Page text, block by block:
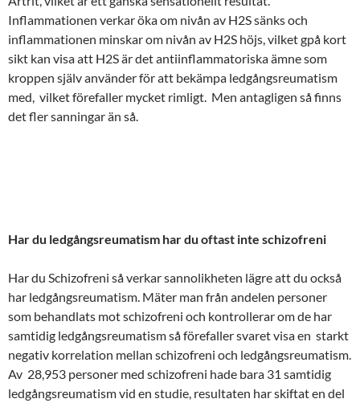
Inflammationen verkar öka om nivån av H2S sänks och
inflammationen minskar om nivån av H2S höjs, vilket gpå kort
sikt kan visa att H2S är det antiinflammatoriska ämne som
kroppen själv använder för att bekämpa ledgångsreumatism
med, vilket förefaller mycket rimligt. Men antagligen så finns
det fler sanningar än så.
Har du ledgångsreumatism har du oftast inte schizofreni
Har du Schizofreni så verkar sannolikheten lägre att du också
har ledgångsreumatism. Mäter man från andelen personer
som behandlats mot schizofreni och kontrollerar om de har
samtidig ledgångsreumatism så förefaller svaret visa en starkt
negativ korrelation mellan schizofreni och ledgångsreumatism.
Av 28,953 personer med schizofreni hade bara 31 samtidig
ledgångsreumatism vid en studie, resultaten har skiftat en del